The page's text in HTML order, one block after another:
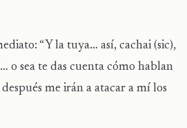
“Y la tuya… así, cachai (sic),
o sea te das cuenta cómo hablan
me irán a atacar a mí los